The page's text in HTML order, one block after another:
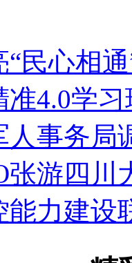
民心相
4.0学
人事务局
张游四川
能力建设